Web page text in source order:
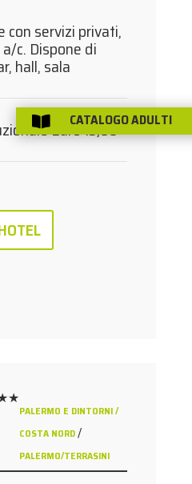
con servizi privati,
c. Dispone di
hall, sala
Euro 15,00
PALERMO E DINTORNI /
COSTA NORD/
PALERMO/TERRASINI
 CATALOGO ADULTI